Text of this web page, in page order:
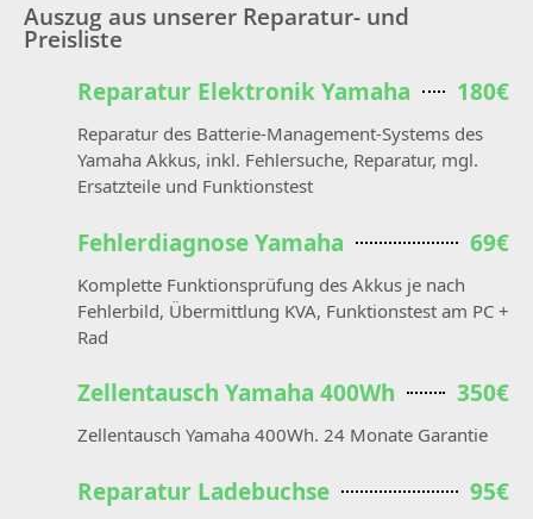
Auszug aus unserer Reparatur- und
Preisliste
Reparatur Elektronik Yamaha
180€
Reparatur des Batterie-Management-Systems des
Yamaha Akkus, inkl. Fehlersuche, Reparatur, mgl.
Ersatzteile und Funktionstest
Fehlerdiagnose Yamaha 69€
Komplette Funktionsprüfung des Akkus je nach
Fehlerbild, Übermittlung KVA, Funktionstest am PC +
Rad
Zellentausch Yamaha 400Wh 350€
Zellentausch Yamaha 400Wh. 24 Monate Garantie
Reparatur Ladebuchse 95€